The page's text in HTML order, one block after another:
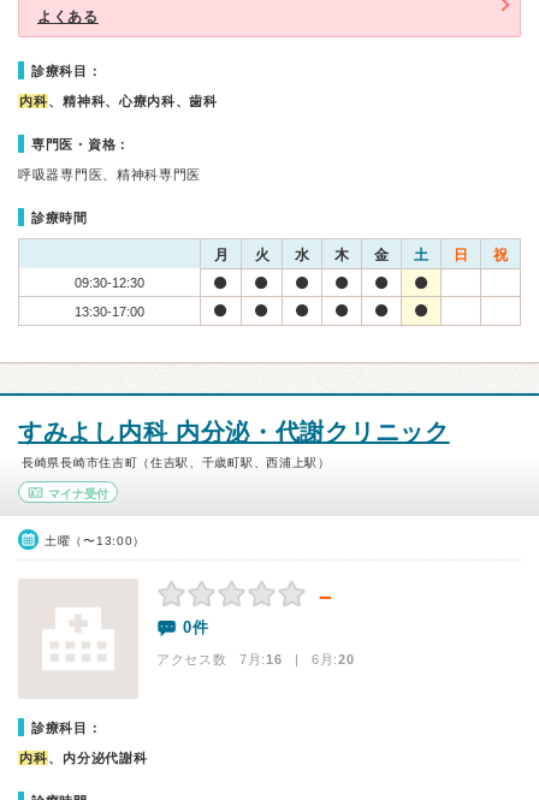
よくある
診療科目：
内科、精神科、心療内科、歯科
専門医・資格：
呼吸器専門医、精神科専門医
診療時間
月 火 水 木 金 土 日 祝
09:30-12:30
13:30-17:00
すみよし内科 内分泌・代謝クリニック
長崎県長崎市住吉町（住吉駅、千歳町駅、西浦上駅）
マイナ受付
土曜（〜13:00）
－
0件
アクセス数 7月:16 | 6月:20
診療科目：
内科、内分泌代謝科